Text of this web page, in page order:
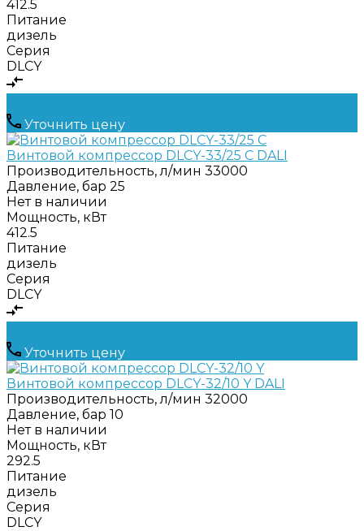
412.5
Питание
дизель
Серия
DLCY
Уточнить цену
Винтовой компрессор DLCY-33/25 C DALI
Производительность, л/мин 33000
Давление, бар 25
Нет в наличии
Мощность, кВт
412.5
Питание
дизель
Серия
DLCY
Уточнить цену
Винтовой компрессор DLCY-32/10 Y DALI
Производительность, л/мин 32000
Давление, бар 10
Нет в наличии
Мощность, кВт
292.5
Питание
дизель
Серия
DLCY